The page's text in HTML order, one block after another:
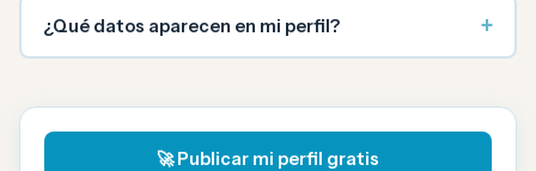
¿Qué datos aparecen en mi perfil? +
🚀 Publicar mi perfil gratis